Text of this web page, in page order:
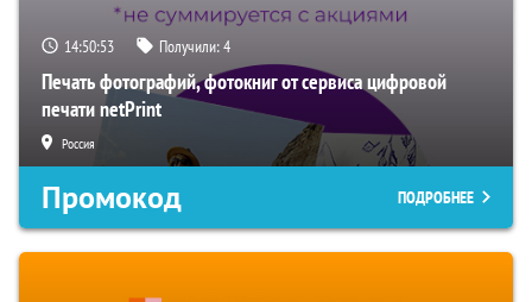
14:50:52 Получили:4
Печать фотографий, фотокниг от сервиса цифровой
печати netPrint
Россия
Промокод ПОДРОБНЕЕ